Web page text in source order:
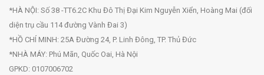
*HÀ NỘI: Số 38 -TT6.2C Khu Đô Thị Đại Kim Nguyễn Xiển, Hoàng Mai (đối
diện trụ cầu 114 đường Vành Đai 3)
*HỒ CHÍ MINH: 25A Đường 24, P. Linh Đông, TP. Thủ Đức
*NHÀ MÁY: Phú Mãn, Quốc Oai, Hà Nội
GPKD: 0107006702